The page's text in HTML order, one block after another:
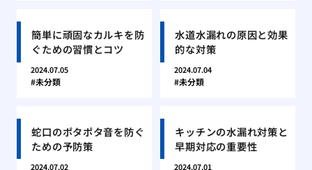
簡単に頑固なカルキを防
ぐための習慣とコツ
2024.07.05
未分類
水道水漏れの原因と効果
的な対策
2024.07.04
未分類
蛇口のポタポタ音を防ぐ
ための予防策
2024.07.02
キッチンの水漏れ対策と
早期対応の重要性
2024.07.01